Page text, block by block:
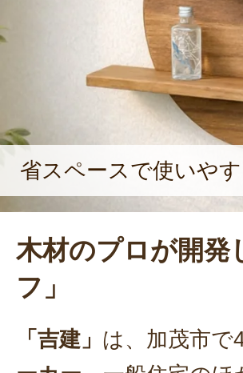
これからもお届けして
省スペースで使いや
木材のプロが開発
フ」
「吉建」 は、加茂市で